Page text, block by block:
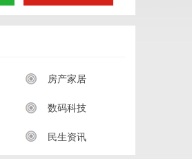
房产家居
数码科技
民生资讯